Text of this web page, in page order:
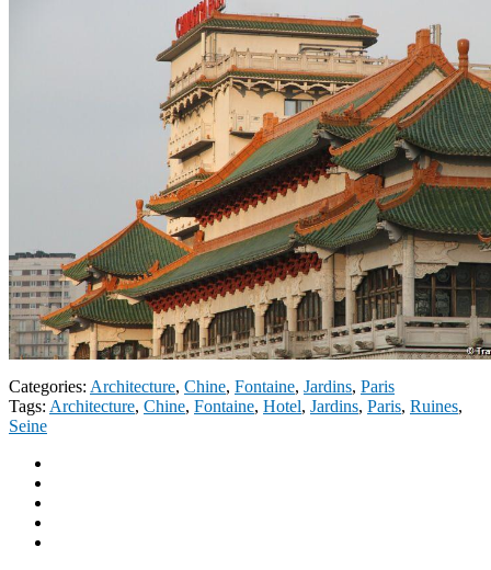
Categories: Architecture, Chine, Fontaine, Jardins, Paris
Tags: Architecture, Chine, Fontaine, Hotel, Jardins, Paris, Ruines,
Seine